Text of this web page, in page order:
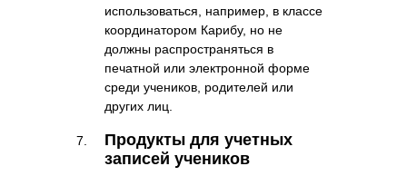
использоваться, например, в классе
координатором Карибу, но не
должны распространяться в
печатной или электронной форме
среди учеников, родителей или
других лиц.
Продукты для учетных
записей учеников